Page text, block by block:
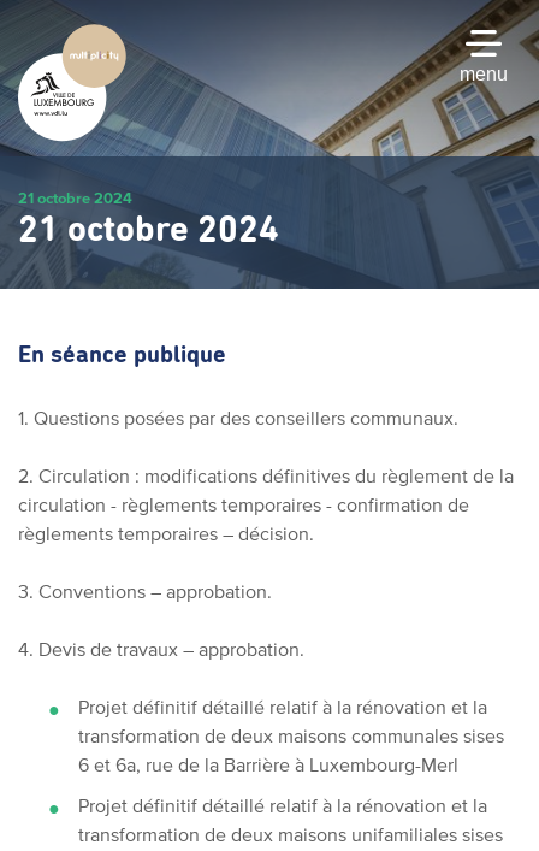
contenu
principal
menu
21 octobre 2024
21 octobre 2024
En séance publique
1. Questions posées par des conseillers communaux.
2. Circulation : modifications définitives du règlement de la
circulation - règlements temporaires - confirmation de
règlements temporaires – décision.
3. Conventions – approbation.
4. Devis de travaux – approbation.
Projet définitif détaillé relatif à la rénovation et la
transformation de deux maisons communales sises
6 et 6a, rue de la Barrière à Luxembourg-Merl
Projet définitif détaillé relatif à la rénovation et la
transformation de deux maisons unifamiliales sises